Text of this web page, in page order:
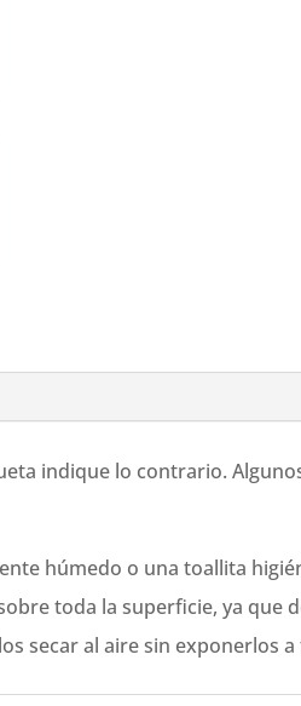
indique lo contrario.
húmedo o una toallita
toda la superficie, ya que
secar al aire sin exponerlos